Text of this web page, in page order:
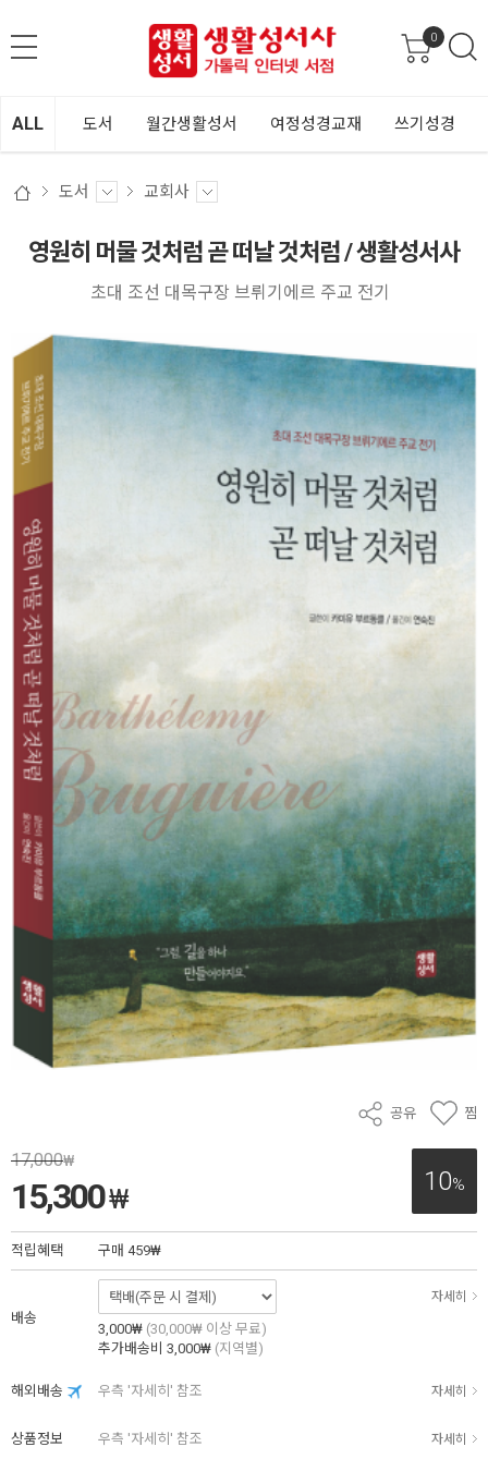
0
ALL 도서 월간생활성서 여정성경교재 쓰기성경
도서 교회사
영원히 머물 것처럼 곧 떠날 것처럼 / 생활성서사
초대 조선 대목구장 브뤼기에르 주교 전기
공유 찜
10%
17,000₩
15,300₩
적립혜택 구매 459₩
배송
자세히
3,000₩ (30,000₩ 이상 무료)
추가배송비 3,000₩ (지역별)
해외배송 우측 '자세히' 참조 자세히
상품정보 우측 '자세히' 참조 자세히